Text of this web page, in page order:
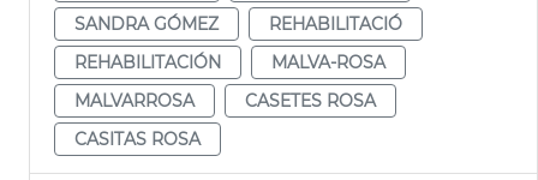
SANDRA GÓMEZ
REHABILITACIÓ
REHABILITACIÓN
MALVA-ROSA
MALVARROSA
CASETES ROSA
CASITAS ROSA